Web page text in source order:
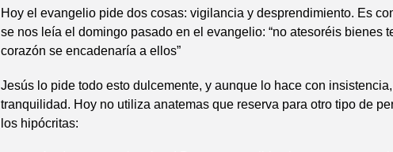
Hoy el evangelio pide dos cosas: vigilancia y desprendimiento. Es
se nos leía el domingo pasado en el evangelio: “no atesoréis bienes
corazón se encadenaría a ellos”
Jesús lo pide todo esto dulcemente, y aunque lo hace con
tranquilidad. Hoy no utiliza anatemas que reserva para otro tipo de
los hipócritas: